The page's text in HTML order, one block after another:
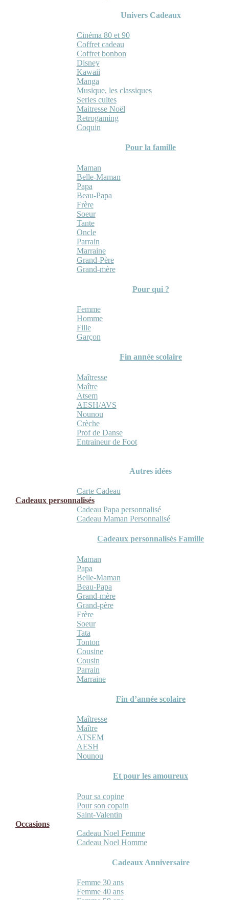
Univers Cadeaux
Cinéma 80 et 90
Coffret cadeau
Coffret bonbon
Disney
Kawaii
Manga
Musique, les classiques
Series cultes
Maitresse Noël
Retrogaming
Coquin
Pour la famille
Maman
Belle-Maman
Papa
Beau-Papa
Frère
Soeur
Tante
Oncle
Parrain
Marraine
Grand-Père
Grand-mère
Pour qui ?
Femme
Homme
Fille
Garçon
Fin année scolaire
Maîtresse
Maître
Atsem
AESH/AVS
Nounou
Crèche
Prof de Danse
Entraineur de Foot
Autres idées
Carte Cadeau
Cadeaux personnalisés
Cadeau Papa personnalisé
Cadeau Maman Personnalisé
Cadeaux personnalisés Famille
Maman
Papa
Belle-Maman
Beau-Papa
Grand-mère
Grand-père
Frère
Soeur
Tata
Tonton
Cousine
Cousin
Parrain
Marraine
Fin d’année scolaire
Maîtresse
Maître
ATSEM
AESH
Nounou
Et pour les amoureux
Pour sa copine
Pour son copain
Saint-Valentin
Occasions
Cadeau Noel Femme
Cadeau Noel Homme
Cadeaux Anniversaire
Femme 30 ans
Femme 40 ans